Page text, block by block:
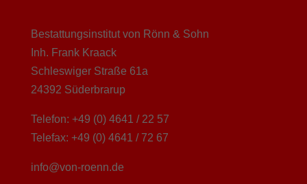
Bestattungsinstitut von Rönn & Sohn
Inh. Frank Kraack
Schleswiger Straße 61a
24392 Süderbrarup
Telefon: +49 (0) 4641 / 22 57
Telefax: +49 (0) 4641 / 72 67
info@von-roenn.de